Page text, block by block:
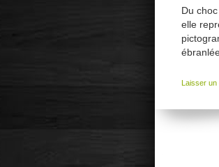
Du
elle
Laisser